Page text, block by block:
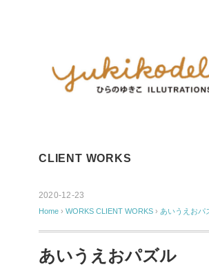
CLIENT WORKS
2020-12-23
Home › WORKS CLIENT WORKS › あいうえおパ
あいうえおパズル